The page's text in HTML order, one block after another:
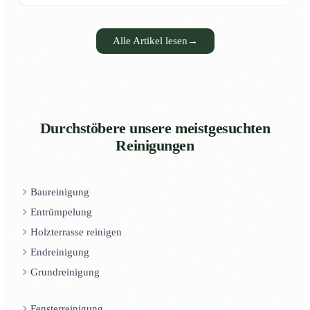
Alle Artikel lesen →
Durchstöbere unsere meistgesuchten
Reinigungen
Baureinigung
Entrümpelung
Holzterrasse reinigen
Endreinigung
Grundreinigung